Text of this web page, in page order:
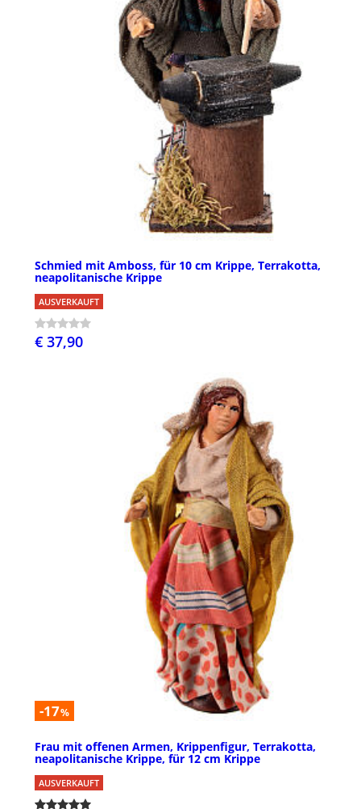
Schmied mit Amboss, für 10 cm Krippe, Terrakotta,
neapolitanische Krippe
AUSVERKAUFT
€ 37,90
-17%
Frau mit offenen Armen, Krippenfigur, Terrakotta,
neapolitanische Krippe, für 12 cm Krippe
AUSVERKAUFT